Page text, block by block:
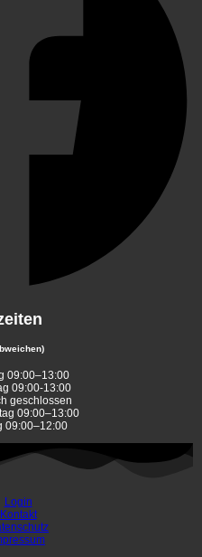
09:00–13:00
09:00-13:00
geschlossen
09:00–13:00
09:00–12:00
Login
Kontakt